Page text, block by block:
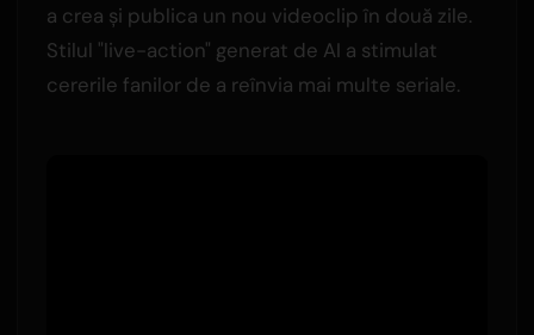
a crea și publica un nou videoclip în două zile.
Stilul "live-action" generat de AI a stimulat
cererile fanilor de a reînvia mai multe seriale.